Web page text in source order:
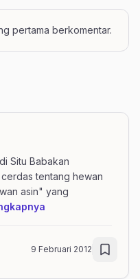
pertama berkomentar.
Situ Babakan
tentang hewan
asin" yang
9 Februari 2012